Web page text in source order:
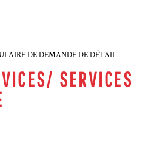
DE DEMANDE DE DÉTAIL
SERVICES